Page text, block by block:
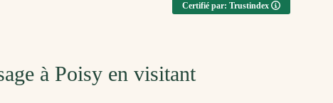
Certifié par: Trustindex
à Poisy en visitant